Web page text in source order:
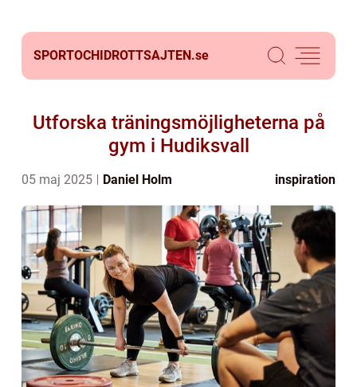
SPORTOCHIDROTTSAJTEN.se
Utforska träningsmöjligheterna på
gym i Hudiksvall
05 maj 2025 Daniel Holm inspiration